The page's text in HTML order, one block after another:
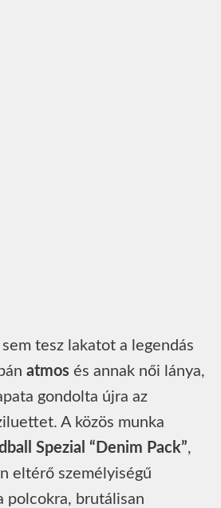
tesz lakatot a legendás
atmos és annak női lánya,
gondolta újra az
A közös munka
Spezial “Denim Pack”,
eltérő személyiségű
polcokra, brutálisan